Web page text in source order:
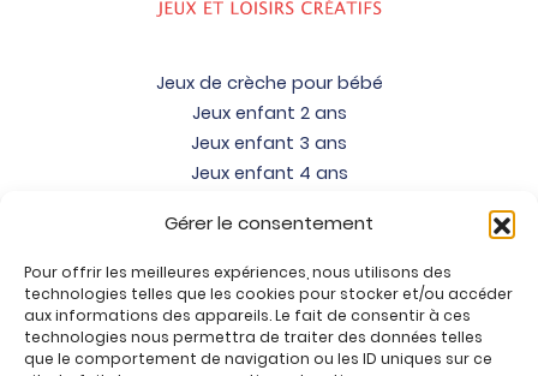
Gérer le consentement
Pour offrir les meilleures expériences, nous utilisons des
technologies telles que les cookies pour stocker et/ou accéder
aux informations des appareils. Le fait de consentir à ces
technologies nous permettra de traiter des données telles
que le comportement de navigation ou les ID uniques sur ce
Jeux de crèche pour bébé
Jeux enfant 2 ans
Jeux enfant 3 ans
Jeux enfant 4 ans
Jeux enfant 6 ans
Jeux enfant 7 ans
Jeux enfant 8 ans
Jeux enfant 9 ans
Jeux enfant 10 ans